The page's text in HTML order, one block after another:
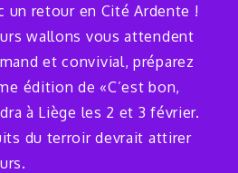
un retour en Cité Ardente !
wallons vous attendent
et convivial, préparez
édition de «C’est bon,
à Liège les 2 et 3 février.
du terroir devrait attirer